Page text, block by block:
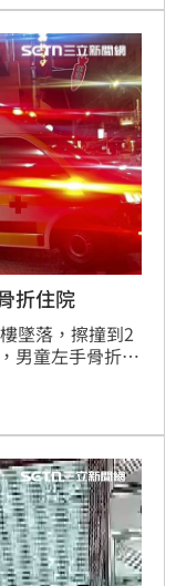
折住院
墜落，擦撞到2
男童左手骨折，